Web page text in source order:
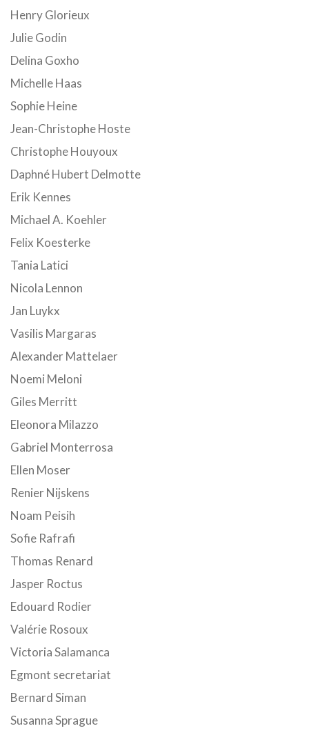
Henry Glorieux
Julie Godin
Delina Goxho
Michelle Haas
Sophie Heine
Jean-Christophe Hoste
Christophe Houyoux
Daphné Hubert Delmotte
Erik Kennes
Michael A. Koehler
Felix Koesterke
Tania Latici
Nicola Lennon
Jan Luykx
Vasilis Margaras
Alexander Mattelaer
Noemi Meloni
Giles Merritt
Eleonora Milazzo
Gabriel Monterrosa
Ellen Moser
Renier Nijskens
Noam Peisih
Sofie Rafrafi
Thomas Renard
Jasper Roctus
Edouard Rodier
Valérie Rosoux
Victoria Salamanca
Egmont secretariat
Bernard Siman
Susanna Sprague